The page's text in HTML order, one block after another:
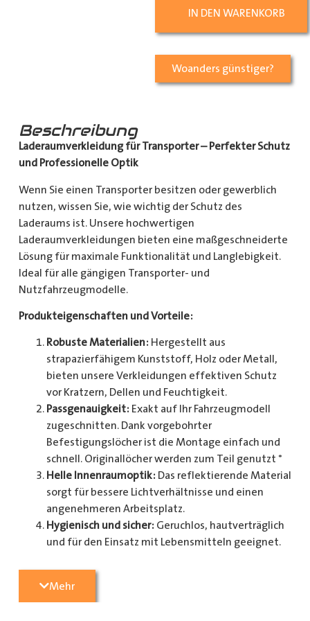
IN DEN WARENKORB
Woanders günstiger?
Beschreibung
Laderaumverkleidung für Transporter – Perfekter Schutz
und Professionelle Optik
Wenn Sie einen Transporter besitzen oder gewerblich
nutzen, wissen Sie, wie wichtig der Schutz des
Laderaums ist. Unsere hochwertigen
Laderaumverkleidungen bieten eine maßgeschneiderte
Lösung für maximale Funktionalität und Langlebigkeit.
Ideal für alle gängigen Transporter- und
Nutzfahrzeugmodelle.
Produkteigenschaften und Vorteile:
Robuste Materialien: Hergestellt aus
strapazierfähigem Kunststoff, Holz oder Metall,
bieten unsere Verkleidungen effektiven Schutz
vor Kratzern, Dellen und Feuchtigkeit.
Passgenauigkeit: Exakt auf Ihr Fahrzeugmodell
zugeschnitten. Dank vorgebohrter
Befestigungslöcher ist die Montage einfach und
schnell. Originallöcher werden zum Teil genutzt *
Helle Innenraumoptik: Das reflektierende Material
sorgt für bessere Lichtverhältnisse und einen
angenehmeren Arbeitsplatz.
Hygienisch und sicher: Geruchlos, hautverträglich
und für den Einsatz mit Lebensmitteln geeignet.
Radkastenschutz, großflächigen Seitenteilen und
mehr.
Mehr